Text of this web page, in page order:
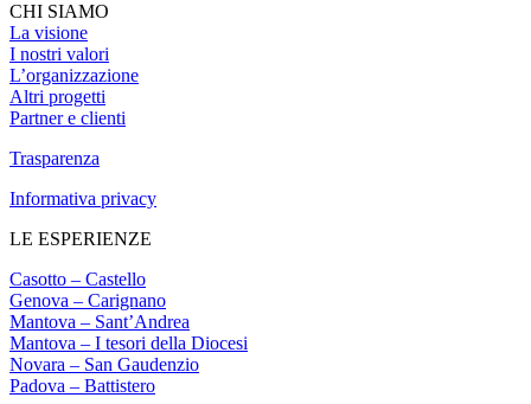
CHI SIAMO
La visione
I nostri valori
L’organizzazione
Altri progetti
Partner e clienti
Trasparenza
Informativa privacy
LE ESPERIENZE
Casotto – Castello
Genova – Carignano
Mantova – Sant’Andrea
Mantova – I tesori della Diocesi
Novara – San Gaudenzio
Padova – Battistero